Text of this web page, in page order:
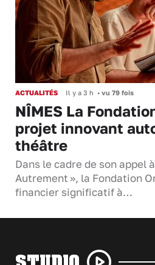
ACTUALITÉS Il y a 3 h • vu 79 fois
NÎMES La
projet innovant
théâtre
Dans le cadre de son appel
Autrement », la Fondation
financier significatif à…